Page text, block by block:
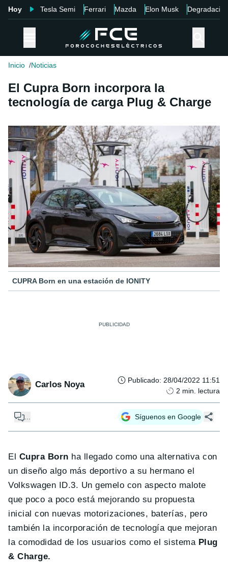
Hoy Tesla Semi Ferrari Mazda Elon Musk Degradación
Inicio Noticias
El Cupra Born incorpora la
tecnología de carga Plug & Charge
CUPRA Born en una estación de IONITY
Carlos Noya Publicado: 28/04/2022 11:51
2 min. lectura
Síguenos en Google
El Cupra Born ha llegado como una alternativa con
un diseño algo más deportivo a su hermano el
Volkswagen ID.3. Un gemelo con aspecto malote
que poco a poco está mejorando su propuesta
inicial con nuevas motorizaciones, baterías, pero
también la incorporación de tecnología que mejoran
la comodidad de los usuarios como el sistema Plug
& Charge.